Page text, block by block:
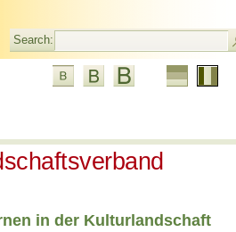
in der Kulturlandschaft
Search: